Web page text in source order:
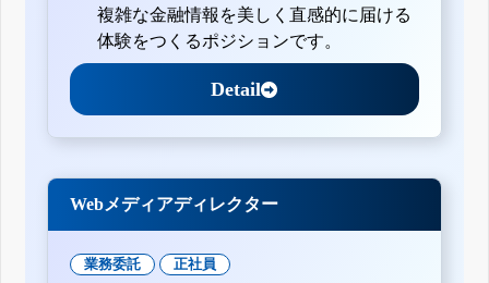
複雑な金融情報を美しく直感的に届ける
体験をつくるポジションです。
Detail
Webメディアディレクター
業務委託 正社員